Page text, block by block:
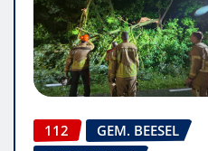
112
GEM. BEESEL